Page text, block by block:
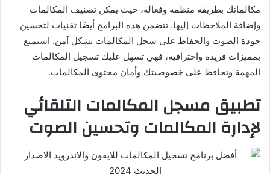
مكالماتك بطريقة منظمة وفعالة، حيث يمكن تصنيف المكالمات
وإضافة الملاحظات إليها. تتضمن هذه البرامج أيضًا تقنيات لتحسين
جودة الصوت والحفاظ على سجل المكالمات بشكل آمن. استمتع
بمميزات فريدة واحترافية، فهي تسهل عليك تسجيل المكالمات
المهمة وتحافظ على خصوصيتك وأمان محتوى المكالمات.
تطبيق مسجل المكالمات التلقائي
لإدارة المكالمات وتحسين الصوت